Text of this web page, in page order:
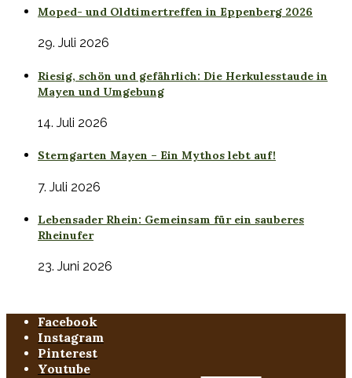
Moped- und Oldtimertreffen in Eppenberg 2026
29. Juli 2026
Riesig, schön und gefährlich: Die Herkulesstaude in
Mayen und Umgebung
14. Juli 2026
Sterngarten Mayen – Ein Mythos lebt auf!
7. Juli 2026
Lebensader Rhein: Gemeinsam für ein sauberes
Rheinufer
23. Juni 2026
Facebook
Instagram
Pinterest
Youtube